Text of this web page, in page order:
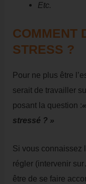
Etc.
COMMENT
STRESS ?
Pour ne plus être
serait de travailler
posant la question :
stressé ? »
Si vous connaissez
régler (intervenir
être de se faire